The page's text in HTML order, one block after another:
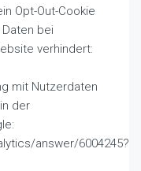
Opt-Out-Cookie
bei
verhindert:
mit Nutzerdaten
der
answer/6004245?